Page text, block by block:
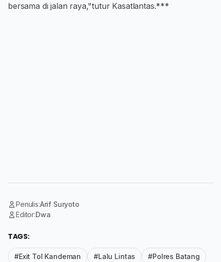
bersama di jalan raya,"tutur Kasatlantas.***
Penulis:Arif Suryoto
Editor:Dwa
TAGS:
#Exit Tol Kandeman #Lalu Lintas #Polres Batang